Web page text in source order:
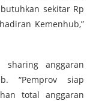
sekitar Rp
Kemenhub,”
sharing anggaran
“Pemprov siap
total anggaran